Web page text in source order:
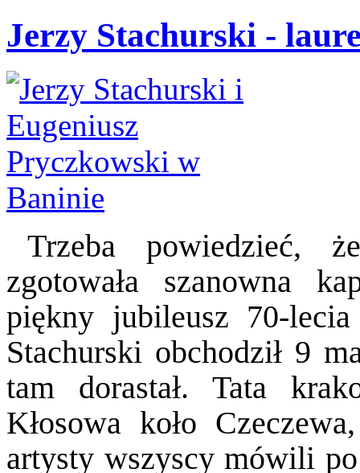
Jerzy Stachurski -
Trzeba powiedzieć,
zgotowała szanowna
piękny jubileusz 70-
Stachurski obchodził 9
tam dorastał. Tata
Kłosowa koło
artysty wszyscy mówili po